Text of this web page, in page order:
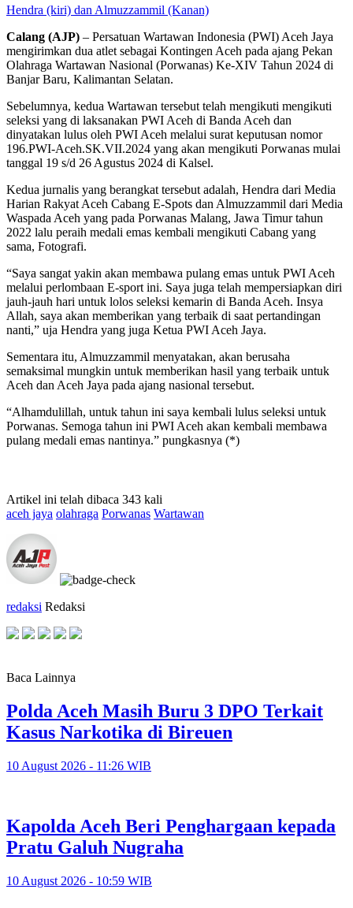
Hendra (kiri) dan Almuzzammil (Kanan)
Calang (AJP) – Persatuan Wartawan Indonesia (PWI) Aceh Jaya
mengirimkan dua atlet sebagai Kontingen Aceh pada ajang Pekan
Olahraga Wartawan Nasional (Porwanas) Ke-XIV Tahun 2024 di
Banjar Baru, Kalimantan Selatan.
Sebelumnya, kedua Wartawan tersebut telah mengikuti mengikuti
seleksi yang di laksanakan PWI Aceh di Banda Aceh dan
dinyatakan lulus oleh PWI Aceh melalui surat keputusan nomor
196.PWI-Aceh.SK.VII.2024 yang akan mengikuti Porwanas mulai
tanggal 19 s/d 26 Agustus 2024 di Kalsel.
Kedua jurnalis yang berangkat tersebut adalah, Hendra dari Media
Harian Rakyat Aceh Cabang E-Spots dan Almuzzammil dari Media
Waspada Aceh yang pada Porwanas Malang, Jawa Timur tahun
2022 lalu peraih medali emas kembali mengikuti Cabang yang
sama, Fotografi.
“Saya sangat yakin akan membawa pulang emas untuk PWI Aceh
melalui perlombaan E-sport ini. Saya juga telah mempersiapkan diri
jauh-jauh hari untuk lolos seleksi kemarin di Banda Aceh. Insya
Allah, saya akan memberikan yang terbaik di saat pertandingan
nanti,” uja Hendra yang juga Ketua PWI Aceh Jaya.
Sementara itu, Almuzzammil menyatakan, akan berusaha
semaksimal mungkin untuk memberikan hasil yang terbaik untuk
Aceh dan Aceh Jaya pada ajang nasional tersebut.
“Alhamdulillah, untuk tahun ini saya kembali lulus seleksi untuk
Porwanas. Semoga tahun ini PWI Aceh akan kembali membawa
pulang medali emas nantinya.” pungkasnya (*)
Artikel ini telah dibaca 343 kali
aceh jaya olahraga Porwanas Wartawan
redaksi Redaksi
Baca Lainnya
Polda Aceh Masih Buru 3 DPO Terkait
Kasus Narkotika di Bireuen
10 August 2026 - 11:26 WIB
Kapolda Aceh Beri Penghargaan kepada
Pratu Galuh Nugraha
10 August 2026 - 10:59 WIB